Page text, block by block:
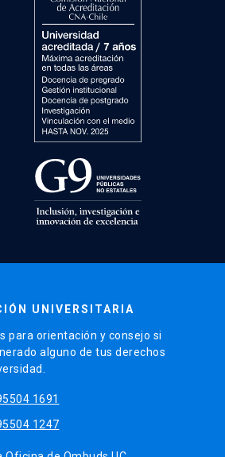
UNIVERSITARIA
para orientación y consejo si
alguno de tus derechos
1691
1247